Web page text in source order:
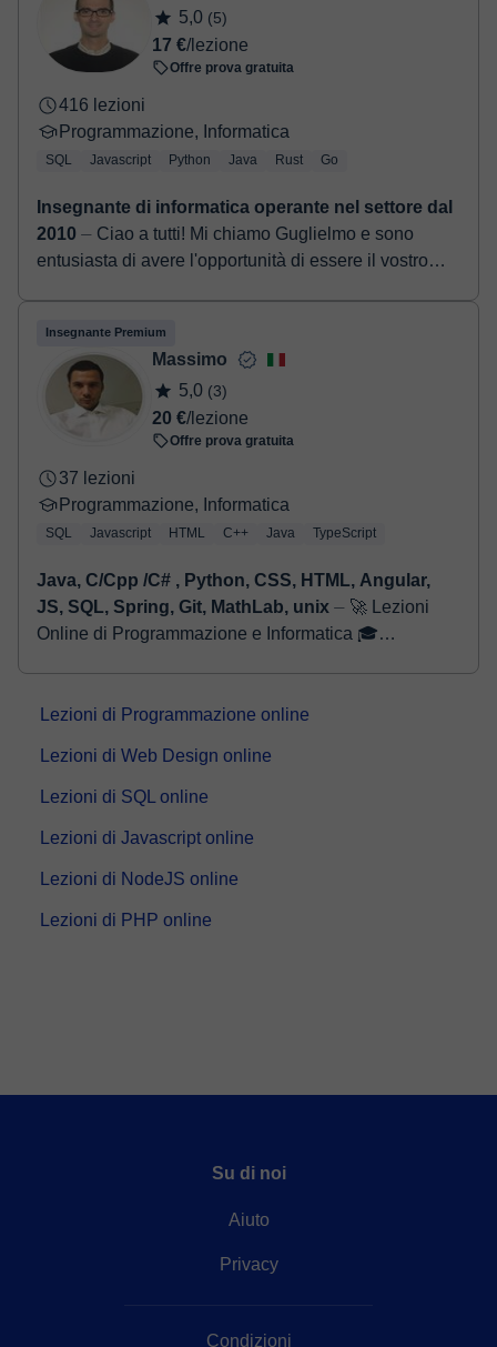
5,0 (5)
17 €/lezione
Offre prova gratuita
416 lezioni
Programmazione, Informatica
SQL Javascript Python Java Rust Go
Insegnante di informatica operante nel settore dal
2010 ⏤ Ciao a tutti! Mi chiamo Guglielmo e sono
entusiasta di avere l'opportunità di essere il vostro
Insegnante Premium
Massimo
5,0 (3)
20 €/lezione
Offre prova gratuita
37 lezioni
Programmazione, Informatica
SQL Javascript HTML C++ Java TypeScript
Java, C/Cpp /C# , Python, CSS, HTML, Angular,
JS, SQL, Spring, Git, MathLab, unix ⏤ 🚀 Lezioni
Online di Programmazione e Informatica 🎓
Lezioni di Programmazione online
Lezioni di Web Design online
Lezioni di SQL online
Lezioni di Javascript online
Lezioni di NodeJS online
Lezioni di PHP online
Su di noi
Aiuto
Privacy
Condizioni